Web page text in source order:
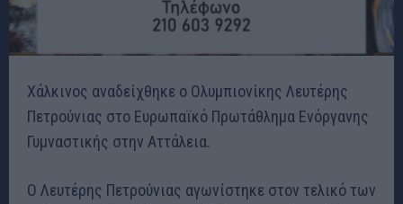
Χάλκινος αναδείχθηκε ο Oλυμπιονίκης Λευτέρης
Πετρούνιας στο Ευρωπαϊκό Πρωτάθλημα Ενόργανης
Γυμναστικής στην Αττάλεια.
Ο Λευτέρης Πετρούνιας αγωνίστηκε στον τελικό των